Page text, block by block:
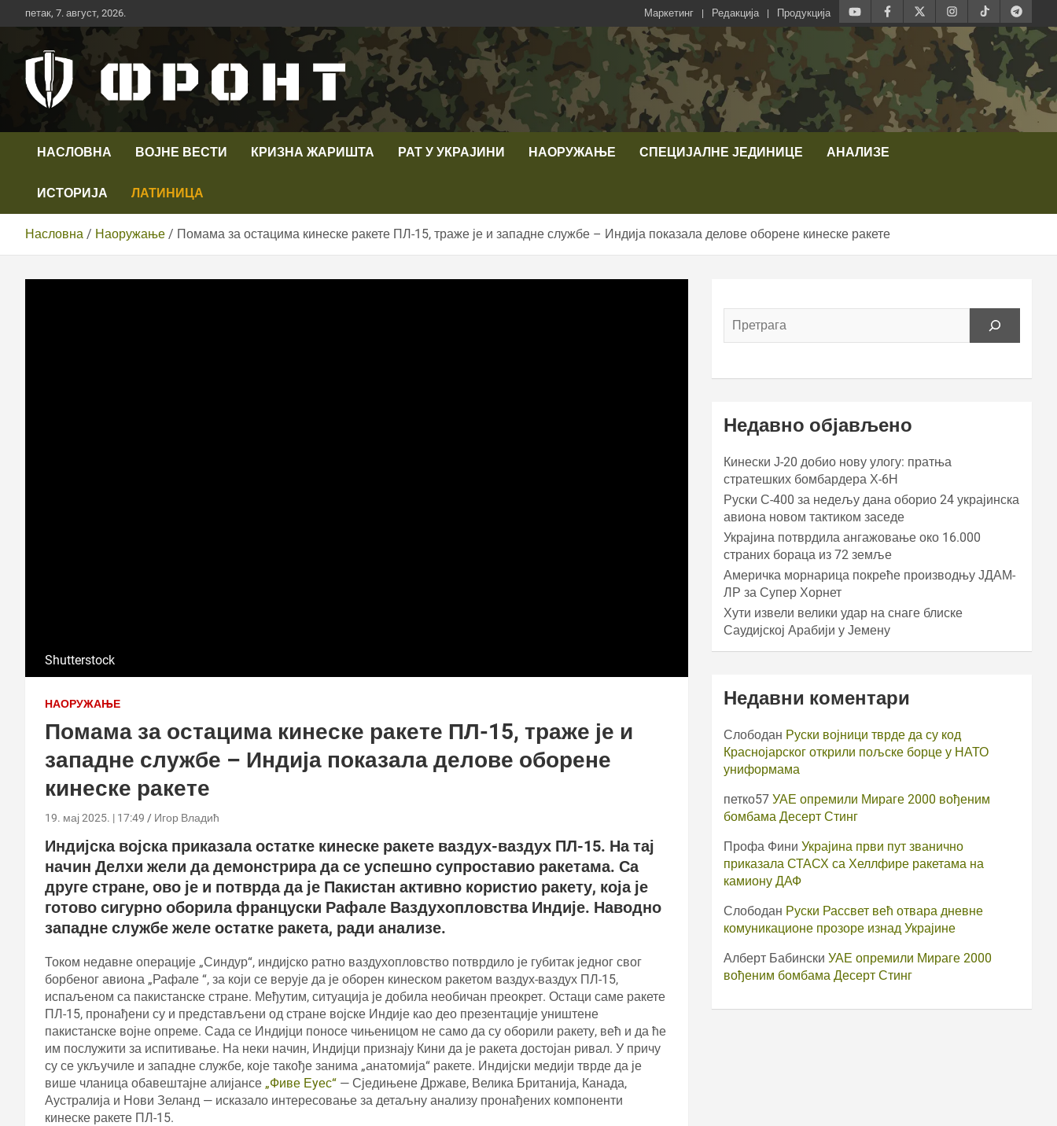
Скип
то
петак, 7. август, 2026. Маркетинг Редакција Продукција
Телевизија ФРОНТ
НАСЛОВНА ВОЈНЕ ВЕСТИ КРИЗНА ЖАРИШТА РАТ У УКРАЈИНИ НАОРУЖАЊЕ СПЕЦИЈАЛНЕ ЈЕДИНИЦЕ АНАЛИЗЕ
ИСТОРИЈА ЛАТИНИЦА
Насловна Наоружање Помама за остацима кинеске ракете ПЛ-15, траже је и западне службе – Индија показала делове оборене кинеске ракете
Shutterstock
НАОРУЖАЊЕ
Помама за остацима кинеске ракете ПЛ-15, траже је и
западне службе – Индија показала делове оборене
кинеске ракете
19. мај 2025. | 17:49 Игор Владић
Индијска војска приказала остатке кинеске ракете ваздух-ваздух ПЛ-15. На тај
начин Делхи жели да демонстрира да се успешно супроставио ракетама. Са
друге стране, ово је и потврда да је Пакистан активно користио ракету, која је
готово сигурно оборила француски Рафале Ваздухопловства Индије. Наводно
западне службе желе остатке ракета, ради анализе.
Током недавне операције „Синдур“, индијско ратно ваздухопловство потврдило је губитак једног свог
борбеног авиона „Рафале “, за који се верује да је оборен кинеском ракетом ваздух-ваздух ПЛ-15,
испаљеном са пакистанске стране. Међутим, ситуација је добила необичан преокрет. Остаци саме ракете
ПЛ-15, пронађени су и представљени од стране војске Индије као део презентације уништене
пакистанске војне опреме. Сада се Индијци поносе чињеницом не само да су оборили ракету, већ и да ће
им послужити за испитивање. На неки начин, Индијци признају Кини да је ракета достојан ривал. У причу
су се укључиле и западне службе, које такође занима „анатомија“ ракете. Индијски медији тврде да је
више чланица обавештајне алијансе „Фиве Еyес“ — Сједињене Државе, Велика Британија, Канада,
Аустралија и Нови Зеланд — исказало интересовање за детаљну анализу пронађених компоненти
кинеске ракете ПЛ-15.
Недавно објављено
Кинески Ј-20 добио нову улогу: пратња
стратешких бомбардера Х-6Н
Руски С-400 за недељу дана оборио 24 украјинска
авиона новом тактиком заседе
Украјина потврдила ангажовање око 16.000
страних бораца из 72 земље
Америчка морнарица покреће производњу ЈДАМ-
ЛР за Супер Хорнет
Хути извели велики удар на снаге блиске
Саудијској Арабији у Јемену
Недавни коментари
Слободан Руски војници тврде да су код
Краснојарског открили пољске борце у НАТО
униформама
петко57 УАЕ опремили Мираге 2000 вођеним
бомбама Десерт Стинг
Профа Фини Украјина први пут званично
приказала СТАСХ са Хеллфире ракетама на
камиону ДАФ
Слободан Руски Рассвет већ отвара дневне
комуникационе прозоре изнад Украјине
Алберт Бабински УАЕ опремили Мираге 2000
вођеним бомбама Десерт Стинг